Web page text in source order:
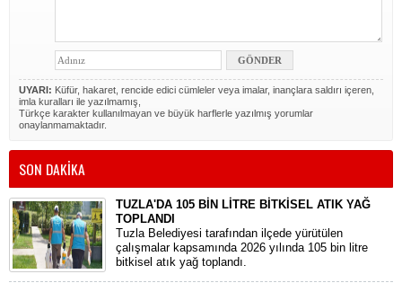
UYARI: Küfür, hakaret, rencide edici cümleler veya imalar, inançlara saldırı içeren,
imla kuralları ile yazılmamış,
Türkçe karakter kullanılmayan ve büyük harflerle yazılmış yorumlar
onaylanmamaktadır.
SON DAKİKA
TUZLA'DA 105 BİN LİTRE BİTKİSEL ATIK YAĞ
TOPLANDI
Tuzla Belediyesi tarafından ilçede yürütülen
çalışmalar kapsamında 2026 yılında 105 bin litre
bitkisel atık yağ toplandı.